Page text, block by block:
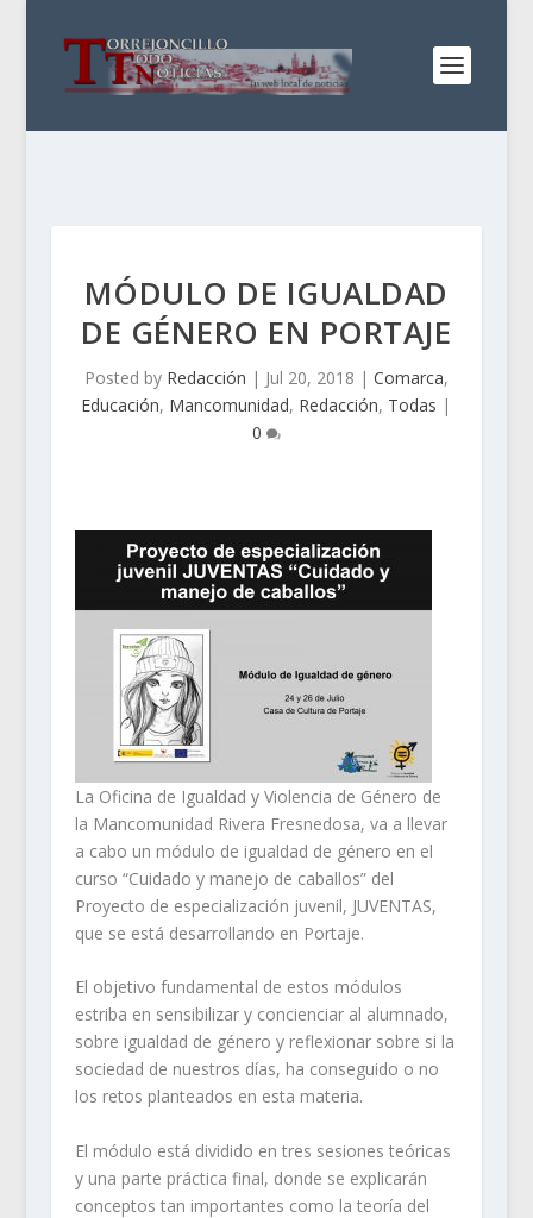
MÓDULO DE IGUALDAD
DE GÉNERO EN PORTAJE
Posted by Redacción | Jul 20, 2018 | Comarca,
Educación, Mancomunidad, Redacción, Todas |
0
La Oficina de Igualdad y Violencia de Género de
la Mancomunidad Rivera Fresnedosa, va a llevar
a cabo un módulo de igualdad de género en el
curso “Cuidado y manejo de caballos” del
Proyecto de especialización juvenil, JUVENTAS,
que se está desarrollando en Portaje.
El objetivo fundamental de estos módulos
estriba en sensibilizar y concienciar al alumnado,
sobre igualdad de género y reflexionar sobre si la
sociedad de nuestros días, ha conseguido o no
los retos planteados en esta materia.
El módulo está dividido en tres sesiones teóricas
y una parte práctica final, donde se explicarán
conceptos tan importantes como la teoría del